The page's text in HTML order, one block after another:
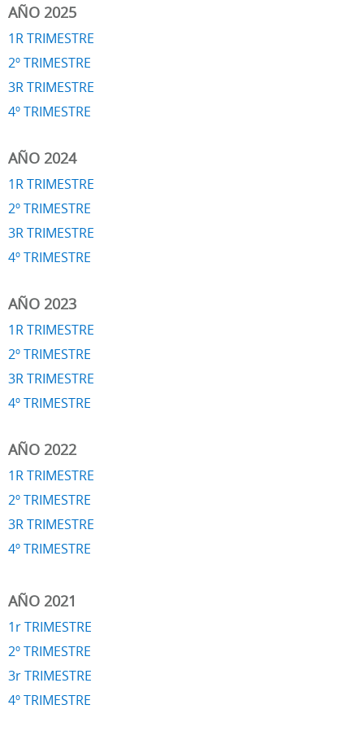
AÑO 2025
1R TRIMESTRE
2º TRIMESTRE
3R TRIMESTRE
4º TRIMESTRE
AÑO 2024
1R TRIMESTRE
2º TRIMESTRE
3R TRIMESTRE
4º TRIMESTRE
AÑO 2023
1R TRIMESTRE
2º TRIMESTRE
3R TRIMESTRE
4º TRIMESTRE
AÑO 2022
1R TRIMESTRE
2º TRIMESTRE
3R TRIMESTRE
4º TRIMESTRE
AÑO 2021
1r TRIMESTRE
2º TRIMESTRE
3r TRIMESTRE
4º TRIMESTRE